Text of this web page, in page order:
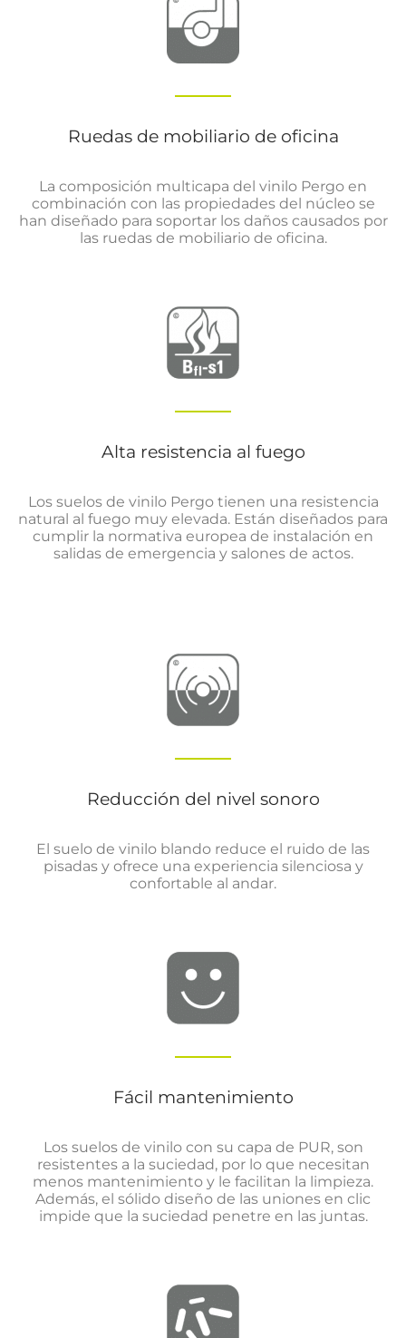
Ruedas de mobiliario de oficina
La composición multicapa del vinilo Pergo en
combinación con las propiedades del núcleo se
han diseñado para soportar los daños causados por
las ruedas de mobiliario de oficina.
Alta resistencia al fuego
Los suelos de vinilo Pergo tienen una resistencia
natural al fuego muy elevada. Están diseñados para
cumplir la normativa europea de instalación en
salidas de emergencia y salones de actos.
Reducción del nivel sonoro
El suelo de vinilo blando reduce el ruido de las
pisadas y ofrece una experiencia silenciosa y
confortable al andar.
Fácil mantenimiento
Los suelos de vinilo con su capa de PUR, son
resistentes a la suciedad, por lo que necesitan
menos mantenimiento y le facilitan la limpieza.
Además, el sólido diseño de las uniones en clic
impide que la suciedad penetre en las juntas.